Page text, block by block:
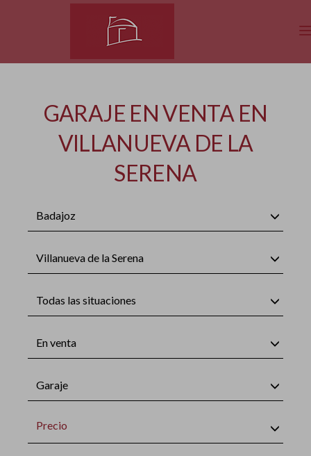
GARAJE EN VENTA EN
VILLANUEVA DE LA
SERENA
Badajoz
Villanueva de la Serena
Todas las situaciones
En venta
Garaje
Precio